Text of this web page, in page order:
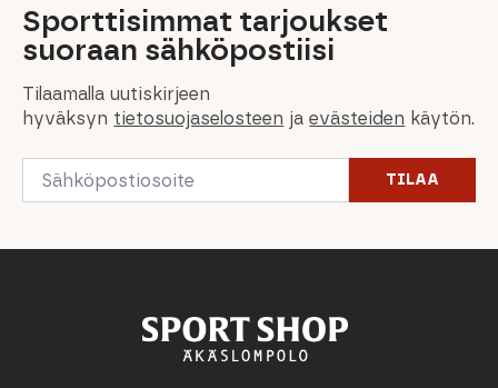
Sporttisimmat tarjoukset
suoraan sähköpostiisi
Tilaamalla uutiskirjeen
hyväksyn tietosuojaselosteen jaevästeiden käytön.
Email
TILAA